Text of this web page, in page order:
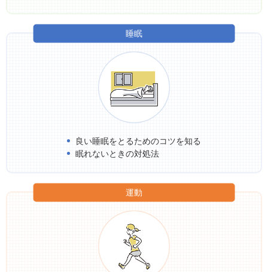
睡眠
良い睡眠をとるためのコツを知る
眠れないときの対処法
運動